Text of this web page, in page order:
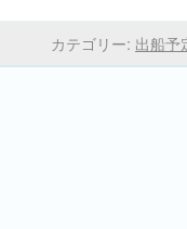
カテゴリー: 出船予